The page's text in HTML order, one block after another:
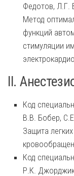
Федотов, Л.Г.
Метод
функций
стимуляции
II.
Код
В.В. Бобер,
Защита
Код
Р.К.